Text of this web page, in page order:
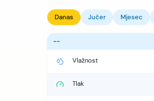
Danas Jučer Mjesec
--
Vlažnost
Tlak